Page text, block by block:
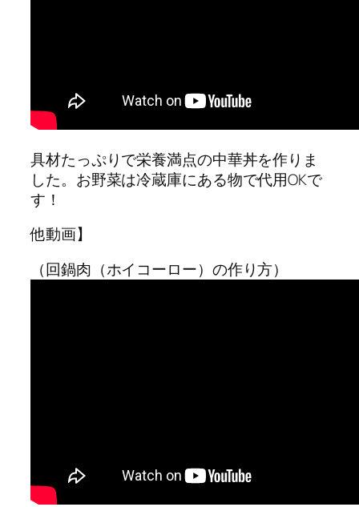
具材たっぷりで栄養満点の中華丼を作りま
した。お野菜は冷蔵庫にある物で代用OKで
す！
他動画】
（回鍋肉（ホイコーロー）の作り方）